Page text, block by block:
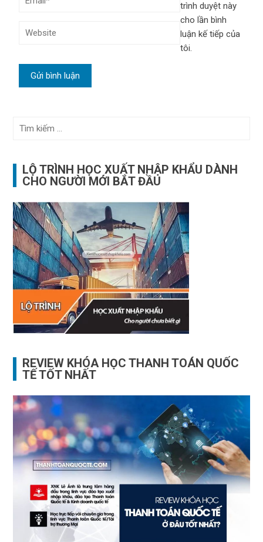
trình duyệt này
cho lần bình
luận kế tiếp của
tôi.
Tìm
LỘ TRÌNH HỌC XUẤT NHẬP KHẨU DÀNH
CHO NGƯỜI MỚI BẮT ĐẦU
REVIEW KHÓA HỌC THANH TOÁN QUỐC
TẾ TỐT NHẤT